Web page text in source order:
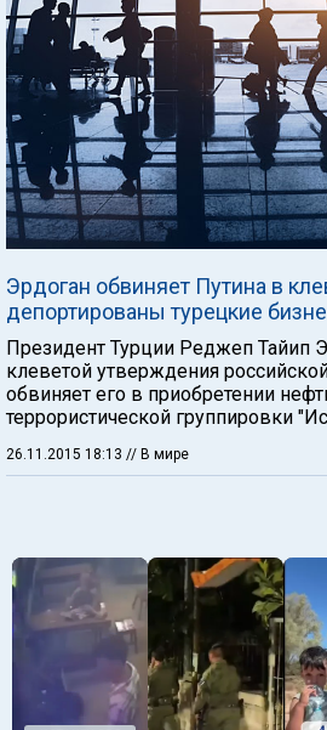
Эрдоган обвиняет Путина в
депортированы турецкие
Президент Турции Реджеп Тайип
клеветой утверждения
обвиняет его в приобретении
террористической группировки
26.11.2015 18:13 // В мире